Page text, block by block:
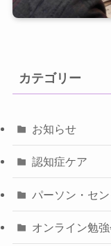
カテゴリー
お知らせ
認知症ケア
パーソン・セ
オンライン勉